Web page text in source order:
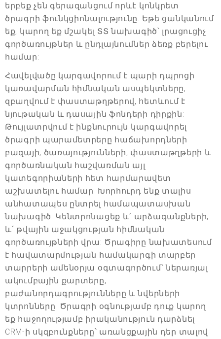
երբեք չեն գերազանցում որևէ կոնկրետ
ծրագրի ֆունկցիոնալությունը: Եթե ցանկանում
եք, կարող եք մշակել ՏՏ նախագիծ՝ լրացուցիչ
գործառույթներ և ընդլայնումներ ձեռք բերելու
համար:
Հավելվածը կարգավորում է պարի դպրոցի
կառավարման հիմնական ասպեկտները,
զբաղվում է փաստաթղթերով, հետևում է
նյութական և դասային ֆոնդերի դիրքին:
Թույլատրվում է ինքնուրույն կարգավորել
ծրագրի պարամետրերը հաճախորդների
բազայի, ծառայությունների, փաստաթղթերի և
գործառնական հաշվառման այլ
կատեգորիաների հետ հարմարավետ
աշխատելու համար: Խորհուրդ ենք տալիս
անհատապես ընտրել համապատասխան
նախագիծ: Կենտրոնացեք և՛ արձագանքների,
և՛ թվային աջակցության հիմնական
գործառույթների վրա: Ծրագիրը նախատեսում
է հավատարմության համակարգի տարբեր
տարրերի ամենօրյա օգտագործում՝ ներառյալ
ակումբային քարտերը,
բաժանորդագրությունները և նվերների
կտրոնները: Ծրագրի օգնությամբ դուք կարող
եք հաջողությամբ իրականություն դարձնել
CRM-ի սկզբունքները՝ առանցքային դեր տալով